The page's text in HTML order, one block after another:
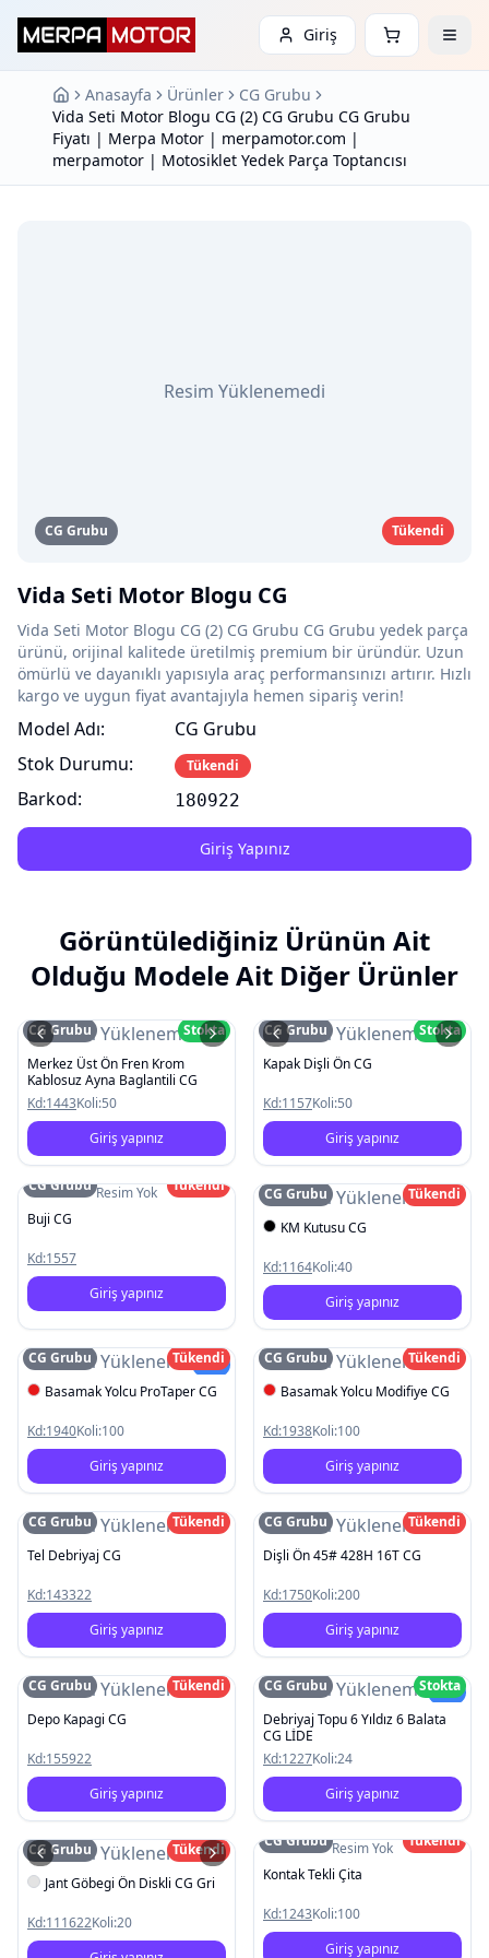
Giriş
Anasayfa Ürünler
CG Grubu
Vida Seti Motor Blogu CG (2) CG Grubu CG Grubu
Fiyatı | Merpa Motor | merpamotor.com |
merpamotor | Motosiklet Yedek Parça Toptancısı
CG Grubu Tükendi
Resim Yüklenemedi
Vida Seti Motor Blogu CG
Vida Seti Motor Blogu CG (2) CG Grubu CG Grubu yedek parça
ürünü, orijinal kalitede üretilmiş premium bir üründür. Uzun
ömürlü ve dayanıklı yapısıyla araç performansınızı artırır. Hızlı
kargo ve uygun fiyat avantajıyla hemen sipariş verin!
Model Adı:
Stok Durumu:
Barkod:
CG Grubu
Tükendi
180922
Giriş Yapınız
Görüntülediğiniz Ürünün Ait
Olduğu Modele Ait Diğer Ürünler
Resim Yüklenemedi
CG Grubu
Stokta
Merkez Üst Ön Fren Krom
Kablosuz Ayna Baglantili CG
Kd:1443Koli:50
Giriş yapınız
Resim Yüklenemedi
CG Grubu
Stokta
Kapak Dişli Ön CG
Kd:1157Koli:50
Giriş yapınız
Resim Yok
CG Grubu
Tükendi
Buji CG
Kd:1557
Giriş yapınız
Resim Yüklenemedi
CG Grubu
Tükendi
KM Kutusu CG
Kd:1164Koli:40
Giriş yapınız
Resim YüklenemediYeni
CG Grubu
Tükendi
Basamak Yolcu ProTaper CG
Kd:1940Koli:100
Giriş yapınız
Resim Yüklenemedi
CG Grubu
Tükendi
Basamak Yolcu Modifiye CG
Kd:1938Koli:100
Giriş yapınız
Resim Yüklenemedi
CG Grubu
Tükendi
Tel Debriyaj CG
Kd:143322
Giriş yapınız
Resim Yüklenemedi
CG Grubu
Tükendi
Dişli Ön 45# 428H 16T CG
Kd:1750Koli:200
Giriş yapınız
Resim Yüklenemedi
CG Grubu
Tükendi
Depo Kapagi CG
Kd:155922
Giriş yapınız
Resim YüklenemediYeni
CG Grubu
Stokta
Debriyaj Topu 6 Yıldız 6 Balata
CG LİDE
Kd:1227Koli:24
Giriş yapınız
Resim Yüklenemedi
CG Grubu
Tükendi
Jant Göbegi Ön Diskli CG Gri
Kd:111622Koli:20
Resim Yok
CG Grubu
Tükendi
Kontak Tekli Çita
Kd:1243Koli:100
Giriş yapınız